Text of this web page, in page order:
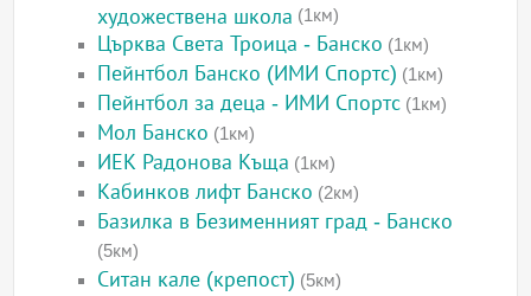
художествена школа (1км)
Църква Света Троица - Банско (1км)
Пейнтбол Банско (ИМИ Спортс) (1км)
Пейнтбол за деца - ИМИ Спортс (1км)
Мол Банско (1км)
ИЕК Радонова Къща (1км)
Кабинков лифт Банско (2км)
Базилка в Безименният град - Банско
(5км)
Ситан кале (крепост) (5км)